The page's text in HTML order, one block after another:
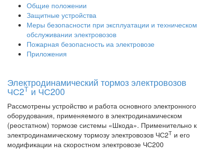
Общие положении
Защитные устройства
Меры безопасности при эксплуатации и техническом
обслуживании электровозов
Пожарная безопасность иа электровозе
Приложения
Электродинамический тормоз электровозов
ЧС2Т и ЧС200
Рассмотрены устройство и работа основного электронного
оборудования, применяемого в электродинамическом
(реостатном) тормозе системы «Шкода». Применительно к
электродинамическому тормозу электровозов ЧС2Т и его
модификации на скоростном электровозе ЧС200